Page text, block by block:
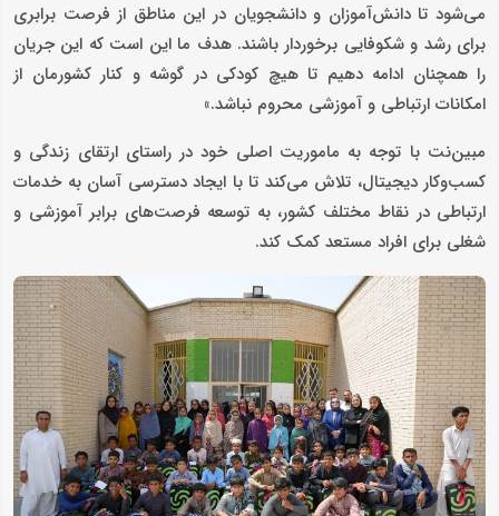
می‌شود تا دانش‌آموزان و دانشجویان در این مناطق از فرصت برابری
برای رشد و شکوفایی برخوردار باشند. هدف ما این است که این جریان
را همچنان ادامه دهیم تا هیچ کودکی در گوشه و کنار کشورمان از
امکانات ارتباطی و آموزشی محروم نباشد.»
مبین‌نت با توجه به ماموریت اصلی خود در راستای ارتقای زندگی و
کسب‌وکار دیجیتال،‌ تلاش می‌کند تا با ایجاد دسترسی آسان به خدمات
ارتباطی در نقاط مختلف کشور، به توسعه فرصت‌های برابر آموزشی و
شغلی برای افراد مستعد کمک کند.